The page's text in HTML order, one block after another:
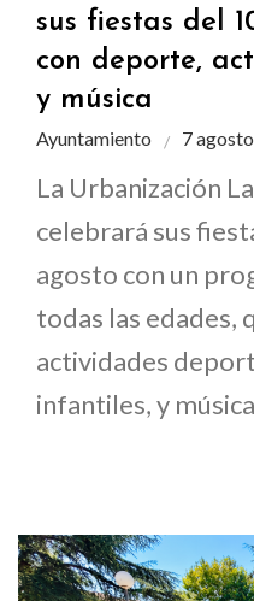
sus fiestas del
con deporte,
y música
Ayuntamiento 7
La Urbanización
celebrará sus
agosto con un
todas las edades,
actividades
infantiles, y